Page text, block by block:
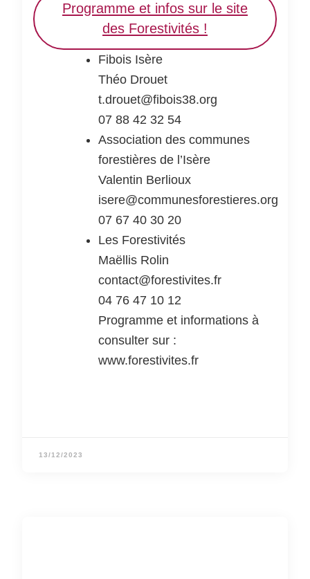
Programme et infos sur le site
des Forestivités !
Fibois Isère
Théo Drouet
t.drouet@fibois38.org
07 88 42 32 54
Association des communes
forestières de l’Isère
Valentin Berlioux
isere@communesforestieres.org
07 67 40 30 20
Les Forestivités
Maëllis Rolin
contact@forestivites.fr
04 76 47 10 12
Programme et informations à
consulter sur :
www.forestivites.fr
13/12/2023